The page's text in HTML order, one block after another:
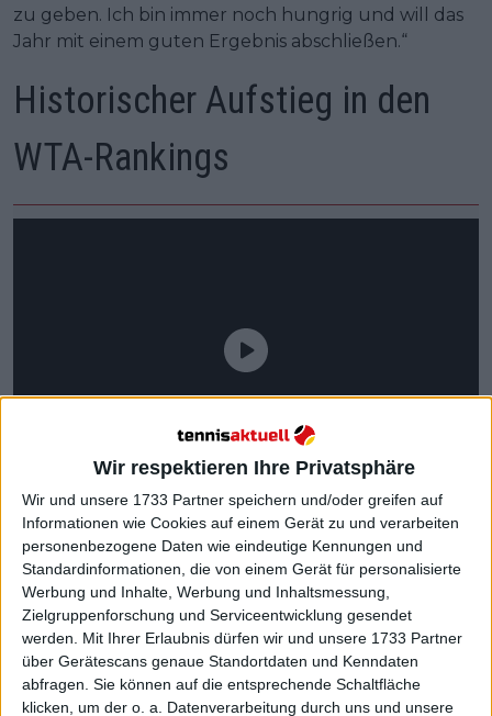
Wir respektieren Ihre Privatsphäre
Wir und unsere 1733 Partner speichern und/oder greifen auf
Informationen wie Cookies auf einem Gerät zu und verarbeiten
personenbezogene Daten wie eindeutige Kennungen und
Standardinformationen, die von einem Gerät für personalisierte
Werbung und Inhalte, Werbung und Inhaltsmessung,
Zielgruppenforschung und Serviceentwicklung gesendet
werden.
Mit Ihrer Erlaubnis dürfen wir und unsere 1733 Partner
über Gerätescans genaue Standortdaten und Kenndaten
abfragen. Sie können auf die entsprechende Schaltfläche
klicken, um der o. a. Datenverarbeitung durch uns und unsere
zu geben. Ich bin immer noch hungrig und will das
Jahr mit einem guten Ergebnis abschließen.“
Historischer Aufstieg in den
WTA-Rankings
Die 2005 geborene Eala begann das Jahr auf Platz
140 und stieg innerhalb weniger Monate bis auf
Rang 53 – die höchste Platzierung, die je eine